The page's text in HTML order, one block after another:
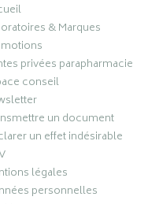
& Marques
privées parapharmacie
conseil
un document
un effet indésirable
légales
personnelles